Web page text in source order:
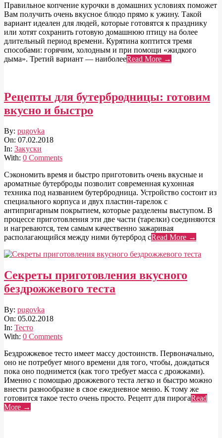
Правильное копчение курочки в домашних условиях поможет
Вам получить очень вкусное блюдо прямо к ужину. Такой
вариант идеален для людей, которые готовятся к празднику
или хотят сохранить готовую домашнюю птицу на более
длительный период времени. Курятина коптится тремя
способами: горячим, холодным и при помощи «жидкого
дыма». Третий вариант — наиболееRead More →
Рецепты для бутербродницы: готовим
вкусно и быстро
2018-
02-
07
By: pugovka
On: 07.02.2018
In: Закуски
With: 0 Comments
Сэкономить время и быстро приготовить очень вкусные и
ароматные бутерброды позволит современная кухонная
техника под названием бутербродница. Устройство состоит из
специального корпуса и двух пластин-тарелок с
антипригарным покрытием, которые разделены выступом. В
процессе приготовления эти две части (тарелки) соединяются
и нагреваются, тем самым качественно зажаривая
располагающийся между ними бутерброд сRead More →
Секреты приготовления вкусного
бездрожжевого теста
2018-
02-
05
By: pugovka
On: 05.02.2018
In: Тесто
With: 0 Comments
Бездрожжевое тесто имеет массу достоинств. Первоначально,
оно не потребует много времени для того, чтобы, дождаться
пока оно поднимется (как того требует масса с дрожжами).
Именно с помощью дрожжевого теста легко и быстро можно
внести разнообразие в свое ежедневное меню. К тому же
готовится такое тесто очень просто. Рецепт для пирогаRead
More →